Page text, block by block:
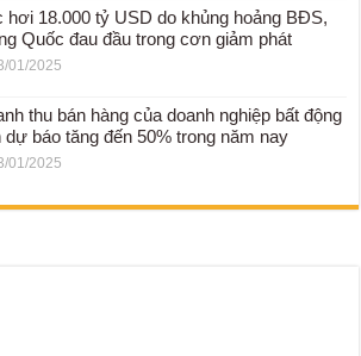
hơi 18.000 tỷ USD do khủng hoảng BĐS,
Quốc đau đầu trong cơn giảm phát
01/2025
thu bán hàng của doanh nghiệp bất động
dự báo tăng đến 50% trong năm nay
01/2025